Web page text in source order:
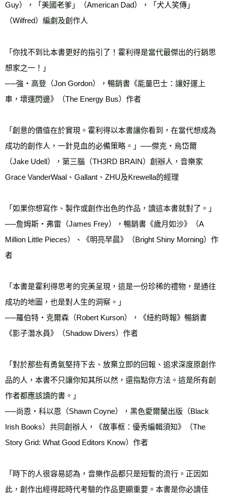
Guy），「美國老爹」（American Dad），「犬人笑傳」
（Wilfred）編劇及創作人
「你找不到比本書更好的指引了！霍利得是當代最傑出的行銷思
想家之一！」
──強・高登（Jon Gordon），暢銷書《能量巴士：讓好運上
車，壞運閃邊》（The Energy Bus）作者
「創意的價值在於實現。霍利得以本書讓你看到，在當代想成為
成功的創作人，一針見血的必備策略。」──傑克・烏岱爾
（Jake Udell），第三腦（TH3RD BRAIN）創辦人，音樂家
Grace VanderWaal、Gallant、ZHU及Krewella的經理
「如果你想寫作、製作或創作出色的作品，讀這本書就對了。」
──詹姆斯・弗雷（James Frey），暢銷書《歲月如沙》（A
Million Little Pieces）、《明亮早晨》（Bright Shiny Morning）作
者
「本書是霍利得思考的完美呈現，這是一份珍稀的禮物，是通往
成功的地圖，也是對人生的洞察。」
──羅伯特・克爾森（Robert Kurson），《紐約時報》暢銷書
《影子潛水員》（Shadow Divers）作者
「對於那些有勇氣堅持下去、放棄立即的回報、追求深度原創作
品的人，本書不只讓你知其所以然，還指點你方法。這是所有創
作者都應該讀的書。」
──尚恩・科以恩（Shawn Coyne），黑色愛爾蘭出版（Black
Irish Books）共同創辦人，《故事框：優秀編輯須知》（The
Story Grid: What Good Editors Know）作者
「時下的人很容易認為，音樂作品都只是短暫的流行。正因如
此，創作出經得起時代考驗的作品更顯重要。本書是你必讀佳